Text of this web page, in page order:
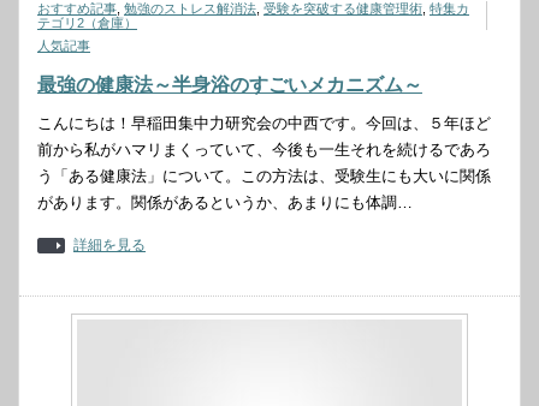
おすすめ記事 勉強のストレス解消法 受験を突破する健康管理術 特集カ
テゴリ2（倉庫）
人気記事
最強の健康法～半身浴のすごいメカニズム～
こんにちは！早稲田集中力研究会の中西です。今回は、５年ほど
前から私がハマリまくっていて、今後も一生それを続けるであろ
う「ある健康法」について。この方法は、受験生にも大いに関係
があります。関係があるというか、あまりにも体調…
詳細を見る